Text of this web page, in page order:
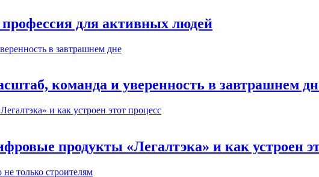
для активных людей
команда и уверенность в завтрашнем
продукты «Легалтэка» и как устроен